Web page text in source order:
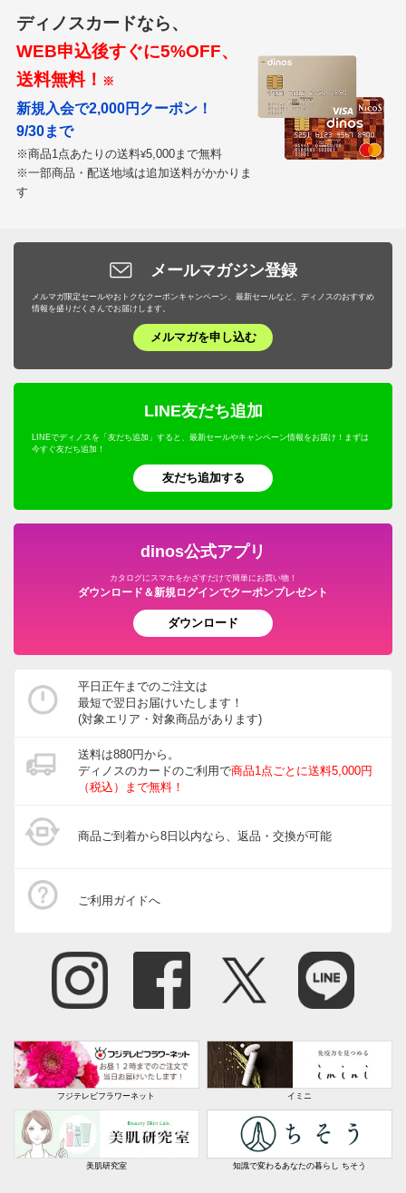
ディノスカードなら、
WEB申込後すぐに5%OFF、
送料無料！ ※
新規入会で2,000円クーポン！
9/30まで
※商品1点あたりの送料¥5,000まで無料
※一部商品・配送地域は追加送料がかかりま
す
メールマガジン登録
メルマガ限定セールやおトクなクーポンキャンペーン、最新セールなど、ディノスのおすすめ
情報を盛りだくさんでお届けします。
メルマガを申し込む
LINE友だち追加
LINEでディノスを「友だち追加」すると、最新セールやキャンペーン情報をお届け！まずは
今すぐ友だち追加！
友だち追加する
dinos公式アプリ
カタログにスマホをかざすだけで簡単にお買い物！
ダウンロード＆新規ログインでクーポンプレゼント
ダウンロード
平日正午までのご注文は
最短で翌日お届けいたします！
(対象エリア・対象商品があります)
送料は880円から。
ディノスのカードのご利用で商品1点ごとに送料5,000円
（税込）まで無料！
商品ご到着から8日以内なら、返品・交換が可能
ご利用ガイドへ
フジテレビフラワーネット イミニ
美肌研究室 知識で変わるあなたの暮らし ちそう